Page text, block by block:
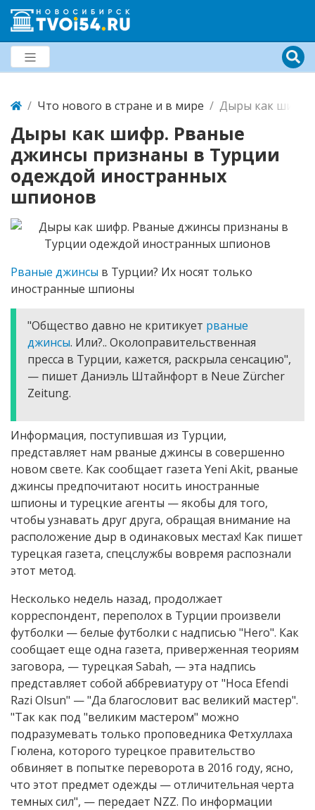
Что нового в стране и в мире Дыры как шифр.
Дыры как шифр. Рваные
джинсы признаны в Турции
одеждой иностранных
шпионов
Рваные джинсы в Турции? Их носят только
иностранные шпионы
"Общество давно не критикует рваные
джинсы. Или?.. Околоправительственная
пресса в Турции, кажется, раскрыла сенсацию",
— пишет Даниэль Штайнфорт в Neue Zürcher
Zeitung.
Информация, поступившая из Турции,
представляет нам рваные джинсы в совершенно
новом свете. Как сообщает газета Yeni Akit, рваные
джинсы предпочитают носить иностранные
шпионы и турецкие агенты — якобы для того,
чтобы узнавать друг друга, обращая внимание на
расположение дыр в одинаковых местах! Как пишет
турецкая газета, спецслужбы вовремя распознали
этот метод.
Несколько недель назад, продолжает
корреспондент, переполох в Турции произвели
футболки — белые футболки с надписью "Hero". Как
сообщает еще одна газета, приверженная теориям
заговора, — турецкая Sabah, — эта надпись
представляет собой аббревиатуру от "Hoca Efendi
Razi Olsun" — "Да благословит вас великий мастер".
"Так как под "великим мастером" можно
подразумевать только проповедника Фетхуллаха
Гюлена, которого турецкое правительство
обвиняет в попытке переворота в 2016 году, ясно,
что этот предмет одежды — отличительная черта
темных сил", — передает NZZ. По информации